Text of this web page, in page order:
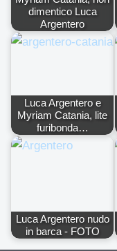
dimentico Luca
Argentero
Luca Argentero e
Myriam Catania, lite
furibonda…
Luca Argentero nudo
in barca - FOTO